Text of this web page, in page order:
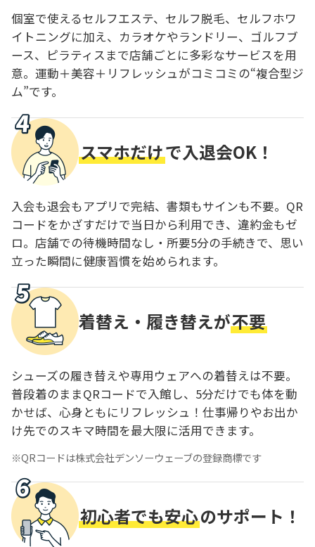
個室で使えるセルフエステ、セルフ脱毛、セルフホワ
イトニングに加え、カラオケやランドリー、ゴルフブ
ース、ピラティスまで店舗ごとに多彩なサービスを用
意。運動＋美容＋リフレッシュがコミコミの“複合型ジ
ム”です。
スマホだけで入退会OK！
入会も退会もアプリで完結、書類もサインも不要。QR
コードをかざすだけで当日から利用でき、違約金もゼ
ロ。店舗での待機時間なし・所要5分の手続きで、思い
立った瞬間に健康習慣を始められます。
着替え・履き替えが不要
シューズの履き替えや専用ウェアへの着替えは不要。
普段着のままQRコードで入館し、5分だけでも体を動
かせば、心身ともにリフレッシュ！仕事帰りやお出か
け先でのスキマ時間を最大限に活用できます。
QRコードは株式会社デンソーウェーブの登録商標です
初心者でも安心のサポート！